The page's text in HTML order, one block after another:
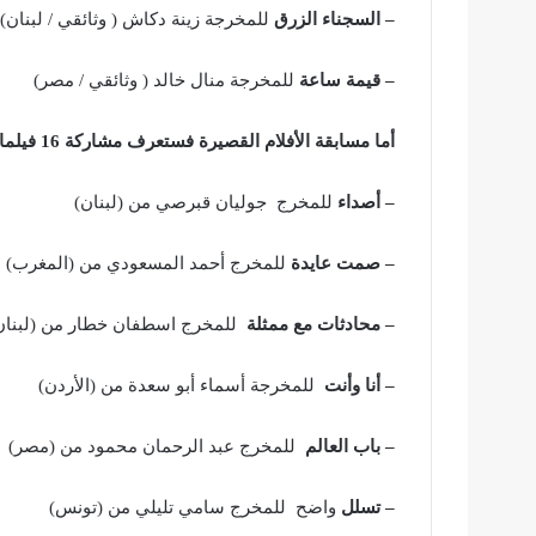
– السجناء الزرق للمخرجة زينة دكاش ( وثائقي / لبنان)
– قيمة ساعة للمخرجة منال خالد ( وثائقي / مصر)
أما مسابقة الأفلام القصيرة فستعرف مشاركة 16 فيلما موزعة
– أصداء للمخرج جوليان قبرصي من (لبنان)
– صمت عايدة للمخرج أحمد المسعودي من (المغرب)
– محادثات مع ممثلة للمخرج اسطفان خطار من
– أنا وأنت للمخرجة أسماء أبو سعدة من (الأردن)
– باب العالم للمخرج عبد الرحمان محمود من (مصر)
– تسلل واضح للمخرج سامي تليلي من (تونس)